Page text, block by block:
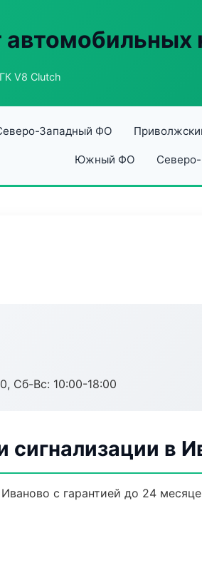
автомобильных
V8 Clutch
Западный ФО
Южный ФО
Сб-Вс: 10:00-18:00
в
с гарантией до 24